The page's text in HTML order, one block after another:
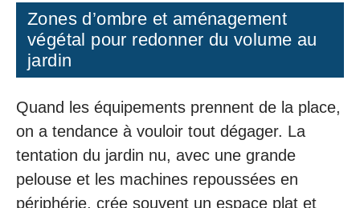
Zones d’ombre et aménagement
végétal pour redonner du volume au
jardin
Quand les équipements prennent de la place,
on a tendance à vouloir tout dégager. La
tentation du jardin nu, avec une grande
pelouse et les machines repoussées en
périphérie, crée souvent un espace plat et